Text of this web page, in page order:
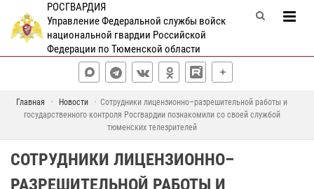
РОСГВАРДИЯ
Управление Федеральной службы войск
национальной гвардии Российской
Федерации по Тюменской области
Главная Новости
Сотрудники лицензионно–разрешительной работы и
государственного контроля Росгвардии познакомили со своей службой
тюменских телезрителей
СОТРУДНИКИ ЛИЦЕНЗИОННО–
РАЗРЕШИТЕЛЬНОЙ РАБОТЫ И